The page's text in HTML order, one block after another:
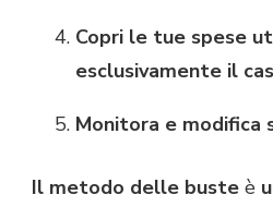
Copri le tue spese
esclusivamente il
Monitora e modifica
Il metodo delle buste è